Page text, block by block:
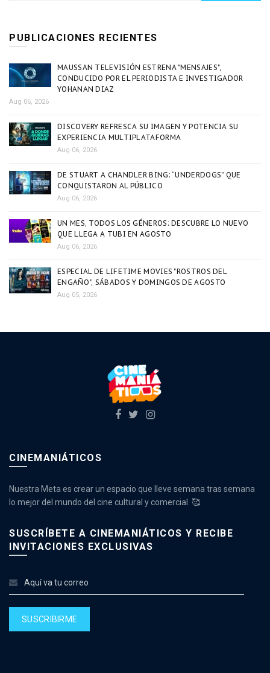
PUBLICACIONES RECIENTES
MAUSSAN TELEVISIÓN ESTRENA "MENSAJES",
CONDUCIDO POR EL PERIODISTA E INVESTIGADOR
YOHANAN DIAZ
Aug 06, 2026
DISCOVERY REFRESCA SU IMAGEN Y POTENCIA SU
EXPERIENCIA MULTIPLATAFORMA
Aug 06, 2026
DE STUART A CHANDLER BING: “UNDERDOGS” QUE
CONQUISTARON AL PÚBLICO
Aug 06, 2026
UN MES, TODOS LOS GÉNEROS: DESCUBRE LO NUEVO
QUE LLEGA A TUBI EN AGOSTO
Aug 06, 2026
ESPECIAL DE LIFETIME MOVIES "ROSTROS DEL
ENGAÑO", SÁBADOS Y DOMINGOS DE AGOSTO
Aug 05, 2026
CINEMANIÁTICOS
Nuestra Meta es crear un espacio que lleve semana tras semana
lo mejor del mundo del cine cultural y comercial. 🥰
SUSCRÍBETE A CINEMANIÁTICOS Y RECIBE
INVITACIONES EXCLUSIVAS